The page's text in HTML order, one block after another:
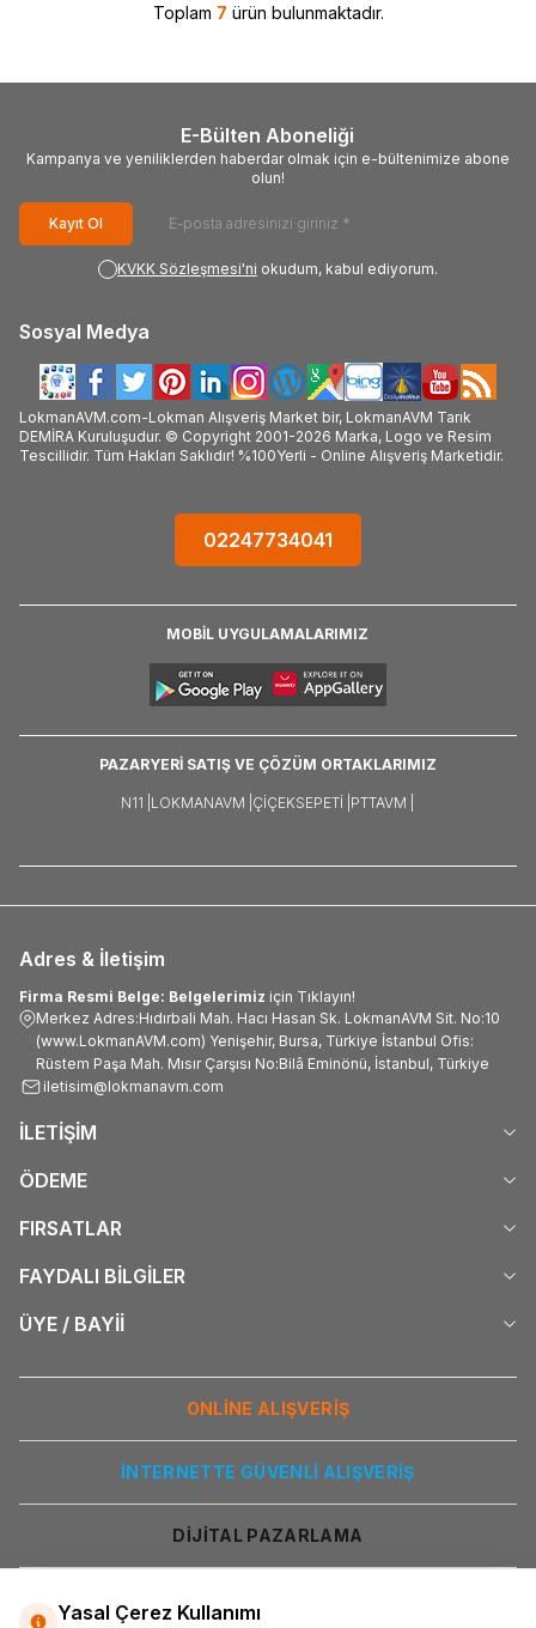
Toplam 7 ürün bulunmaktadır.
E-Bülten Aboneliği
Kampanya ve yeniliklerden haberdar olmak için e-bültenimize abone
olun!
Kayıt Ol
KVKK Sözleşmesi'ni okudum, kabul ediyorum.
Sosyal Medya
LokmanAVM.com-Lokman Alışveriş Market bir, LokmanAVM Tarık
DEMİRA Kuruluşudur. © Copyright 2001-2026 Marka, Logo ve Resim
Tescillidir. Tüm Hakları Saklıdır! %100Yerli - Online Alışveriş Marketidir.
02247734041
MOBİL UYGULAMALARIMIZ
PAZARYERİ SATIŞ VE ÇÖZÜM ORTAKLARIMIZ
N11 | LOKMANAVM | ÇIÇEKSEPETI | PTTAVM |
Adres & İletişim
Firma Resmi Belge: Belgelerimiz için Tıklayın!
Merkez Adres:Hıdırbali Mah. Hacı Hasan Sk. LokmanAVM Sit. No:10
(www.LokmanAVM.com) Yenişehir, Bursa, Türkiye İstanbul Ofis:
Rüstem Paşa Mah. Mısır Çarşısı No:Bilâ Eminönü, İstanbul, Türkiye
iletisim@lokmanavm.com
İLETİŞİM
ÖDEME
FIRSATLAR
FAYDALI BİLGİLER
ÜYE / BAYİİ
ONLİNE ALIŞVERİŞ
İNTERNETTE GÜVENLİ ALIŞVERİŞ
DİJİTAL PAZARLAMA
Yasal Çerez Kullanımı